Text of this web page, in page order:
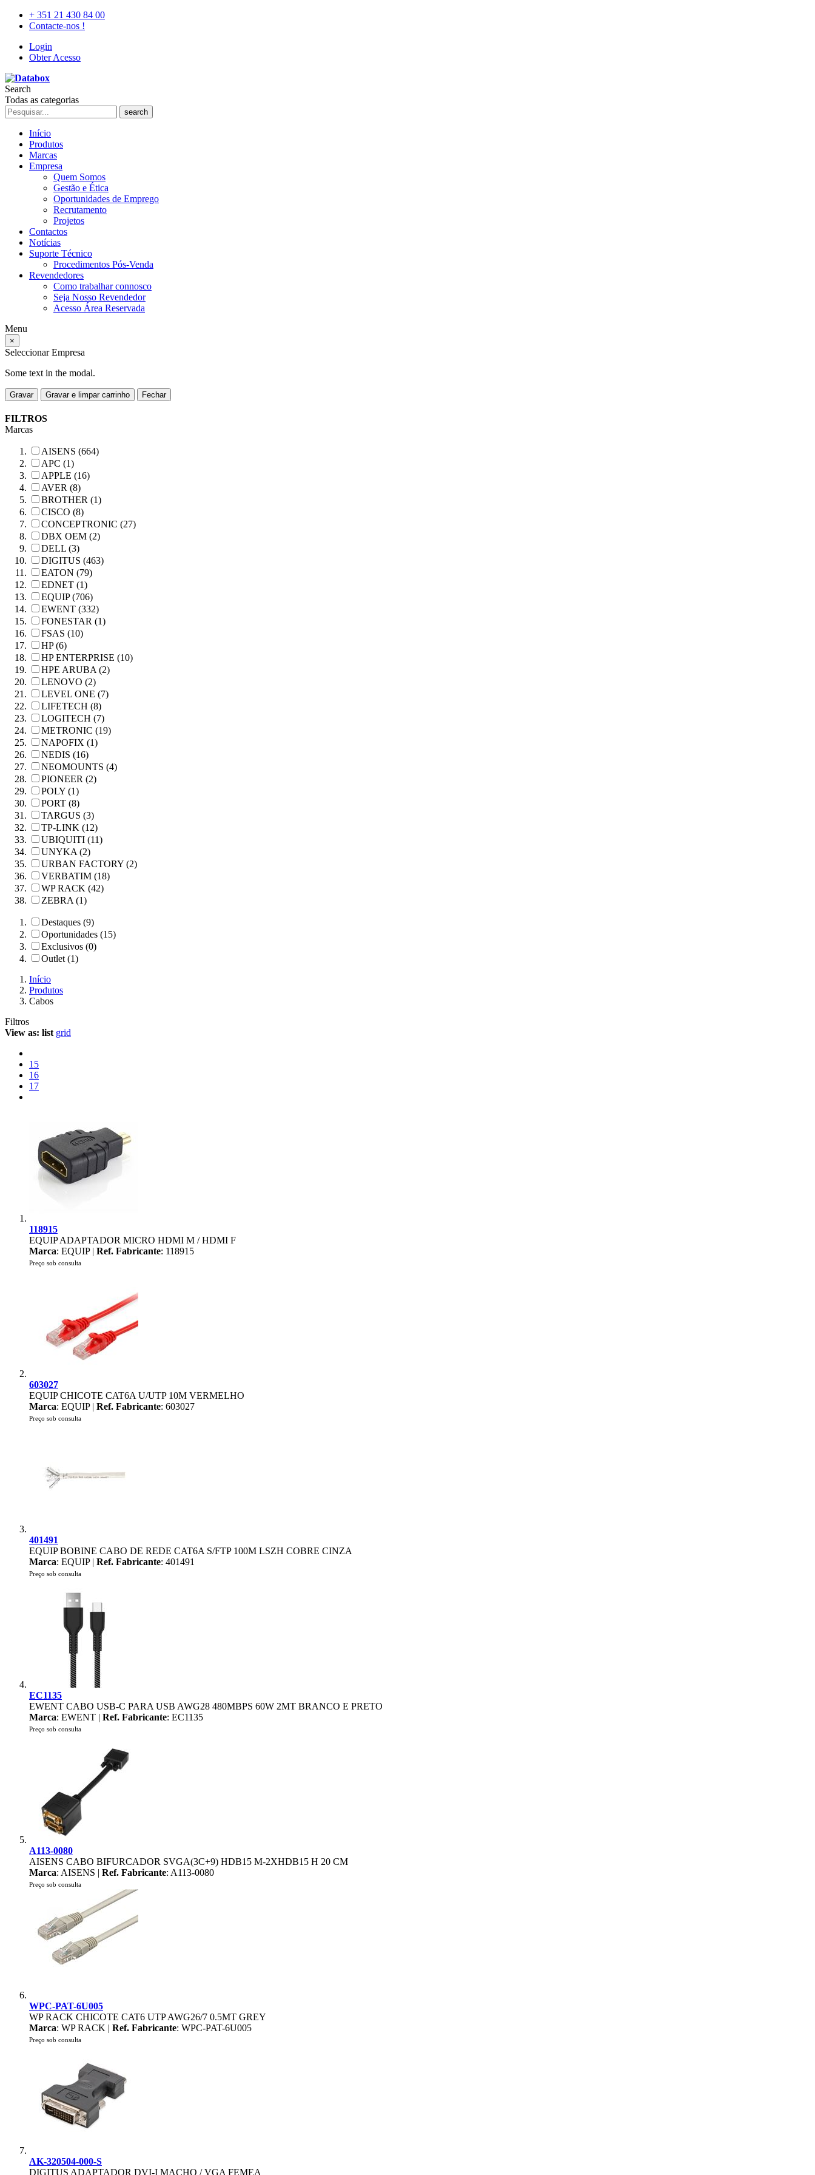
+ 351 21 430 84 00
Contacte-nos !
Login
Obter Acesso
Search
Todas as categorias
search
Início
Produtos
Marcas
Empresa
Quem Somos
Gestão e Ética
Oportunidades de Emprego
Recrutamento
Projetos
Contactos
Notícias
Suporte Técnico
Procedimentos Pós-Venda
Revendedores
Como trabalhar connosco
Seja Nosso Revendedor
Acesso Área Reservada
Menu
×
Seleccionar Empresa
Some text in the modal.
Gravar Gravar e limpar carrinho Fechar
FILTROS
Marcas
AISENS (664)
APC (1)
APPLE (16)
AVER (8)
BROTHER (1)
CISCO (8)
CONCEPTRONIC (27)
DBX OEM (2)
DELL (3)
DIGITUS (463)
EATON (79)
EDNET (1)
EQUIP (706)
EWENT (332)
FONESTAR (1)
FSAS (10)
HP (6)
HP ENTERPRISE (10)
HPE ARUBA (2)
LENOVO (2)
LEVEL ONE (7)
LIFETECH (8)
LOGITECH (7)
METRONIC (19)
NAPOFIX (1)
NEDIS (16)
NEOMOUNTS (4)
PIONEER (2)
POLY (1)
PORT (8)
TARGUS (3)
TP-LINK (12)
UBIQUITI (11)
UNYKA (2)
URBAN FACTORY (2)
VERBATIM (18)
WP RACK (42)
ZEBRA (1)
Destaques (9)
Oportunidades (15)
Exclusivos (0)
Outlet (1)
Início
Produtos
Cabos
Filtros
View as: list grid
15
16
17
118915
EQUIP ADAPTADOR MICRO HDMI M / HDMI F
Marca: EQUIP | Ref. Fabricante: 118915
Preço sob consulta
603027
EQUIP CHICOTE CAT6A U/UTP 10M VERMELHO
Marca: EQUIP | Ref. Fabricante: 603027
Preço sob consulta
401491
EQUIP BOBINE CABO DE REDE CAT6A S/FTP 100M LSZH COBRE CINZA
Marca: EQUIP | Ref. Fabricante: 401491
Preço sob consulta
EC1135
EWENT CABO USB-C PARA USB AWG28 480MBPS 60W 2MT BRANCO E PRETO
Marca: EWENT | Ref. Fabricante: EC1135
Preço sob consulta
A113-0080
AISENS CABO BIFURCADOR SVGA(3C+9) HDB15 M-2XHDB15 H 20 CM
Marca: AISENS | Ref. Fabricante: A113-0080
Preço sob consulta
WPC-PAT-6U005
WP RACK CHICOTE CAT6 UTP AWG26/7 0.5MT GREY
Marca: WP RACK | Ref. Fabricante: WPC-PAT-6U005
Preço sob consulta
AK-320504-000-S
DIGITUS ADAPTADOR DVI-I MACHO / VGA FEMEA